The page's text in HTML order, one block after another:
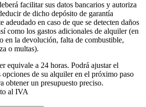
facilitar sus datos bancarios y autoriza
de dicho depósito de garantía
adeudado en caso de que se detecten daños
como los gastos adicionales de alquiler (en
en la devolución, falta de combustible,
o multas).
equivale a 24 horas. Podrá ajustar el
de su alquiler en el próximo paso
obtener un presupuesto preciso.
al IVA